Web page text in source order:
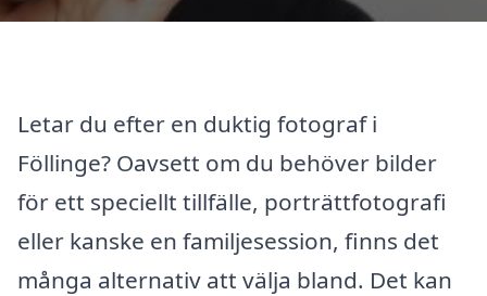
Letar du efter en duktig fotograf i
Föllinge? Oavsett om du behöver bilder
för ett speciellt tillfälle, porträttfotografi
eller kanske en familjesession, finns det
många alternativ att välja bland. Det kan